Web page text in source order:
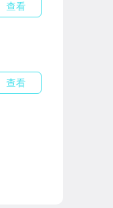
查看
查看